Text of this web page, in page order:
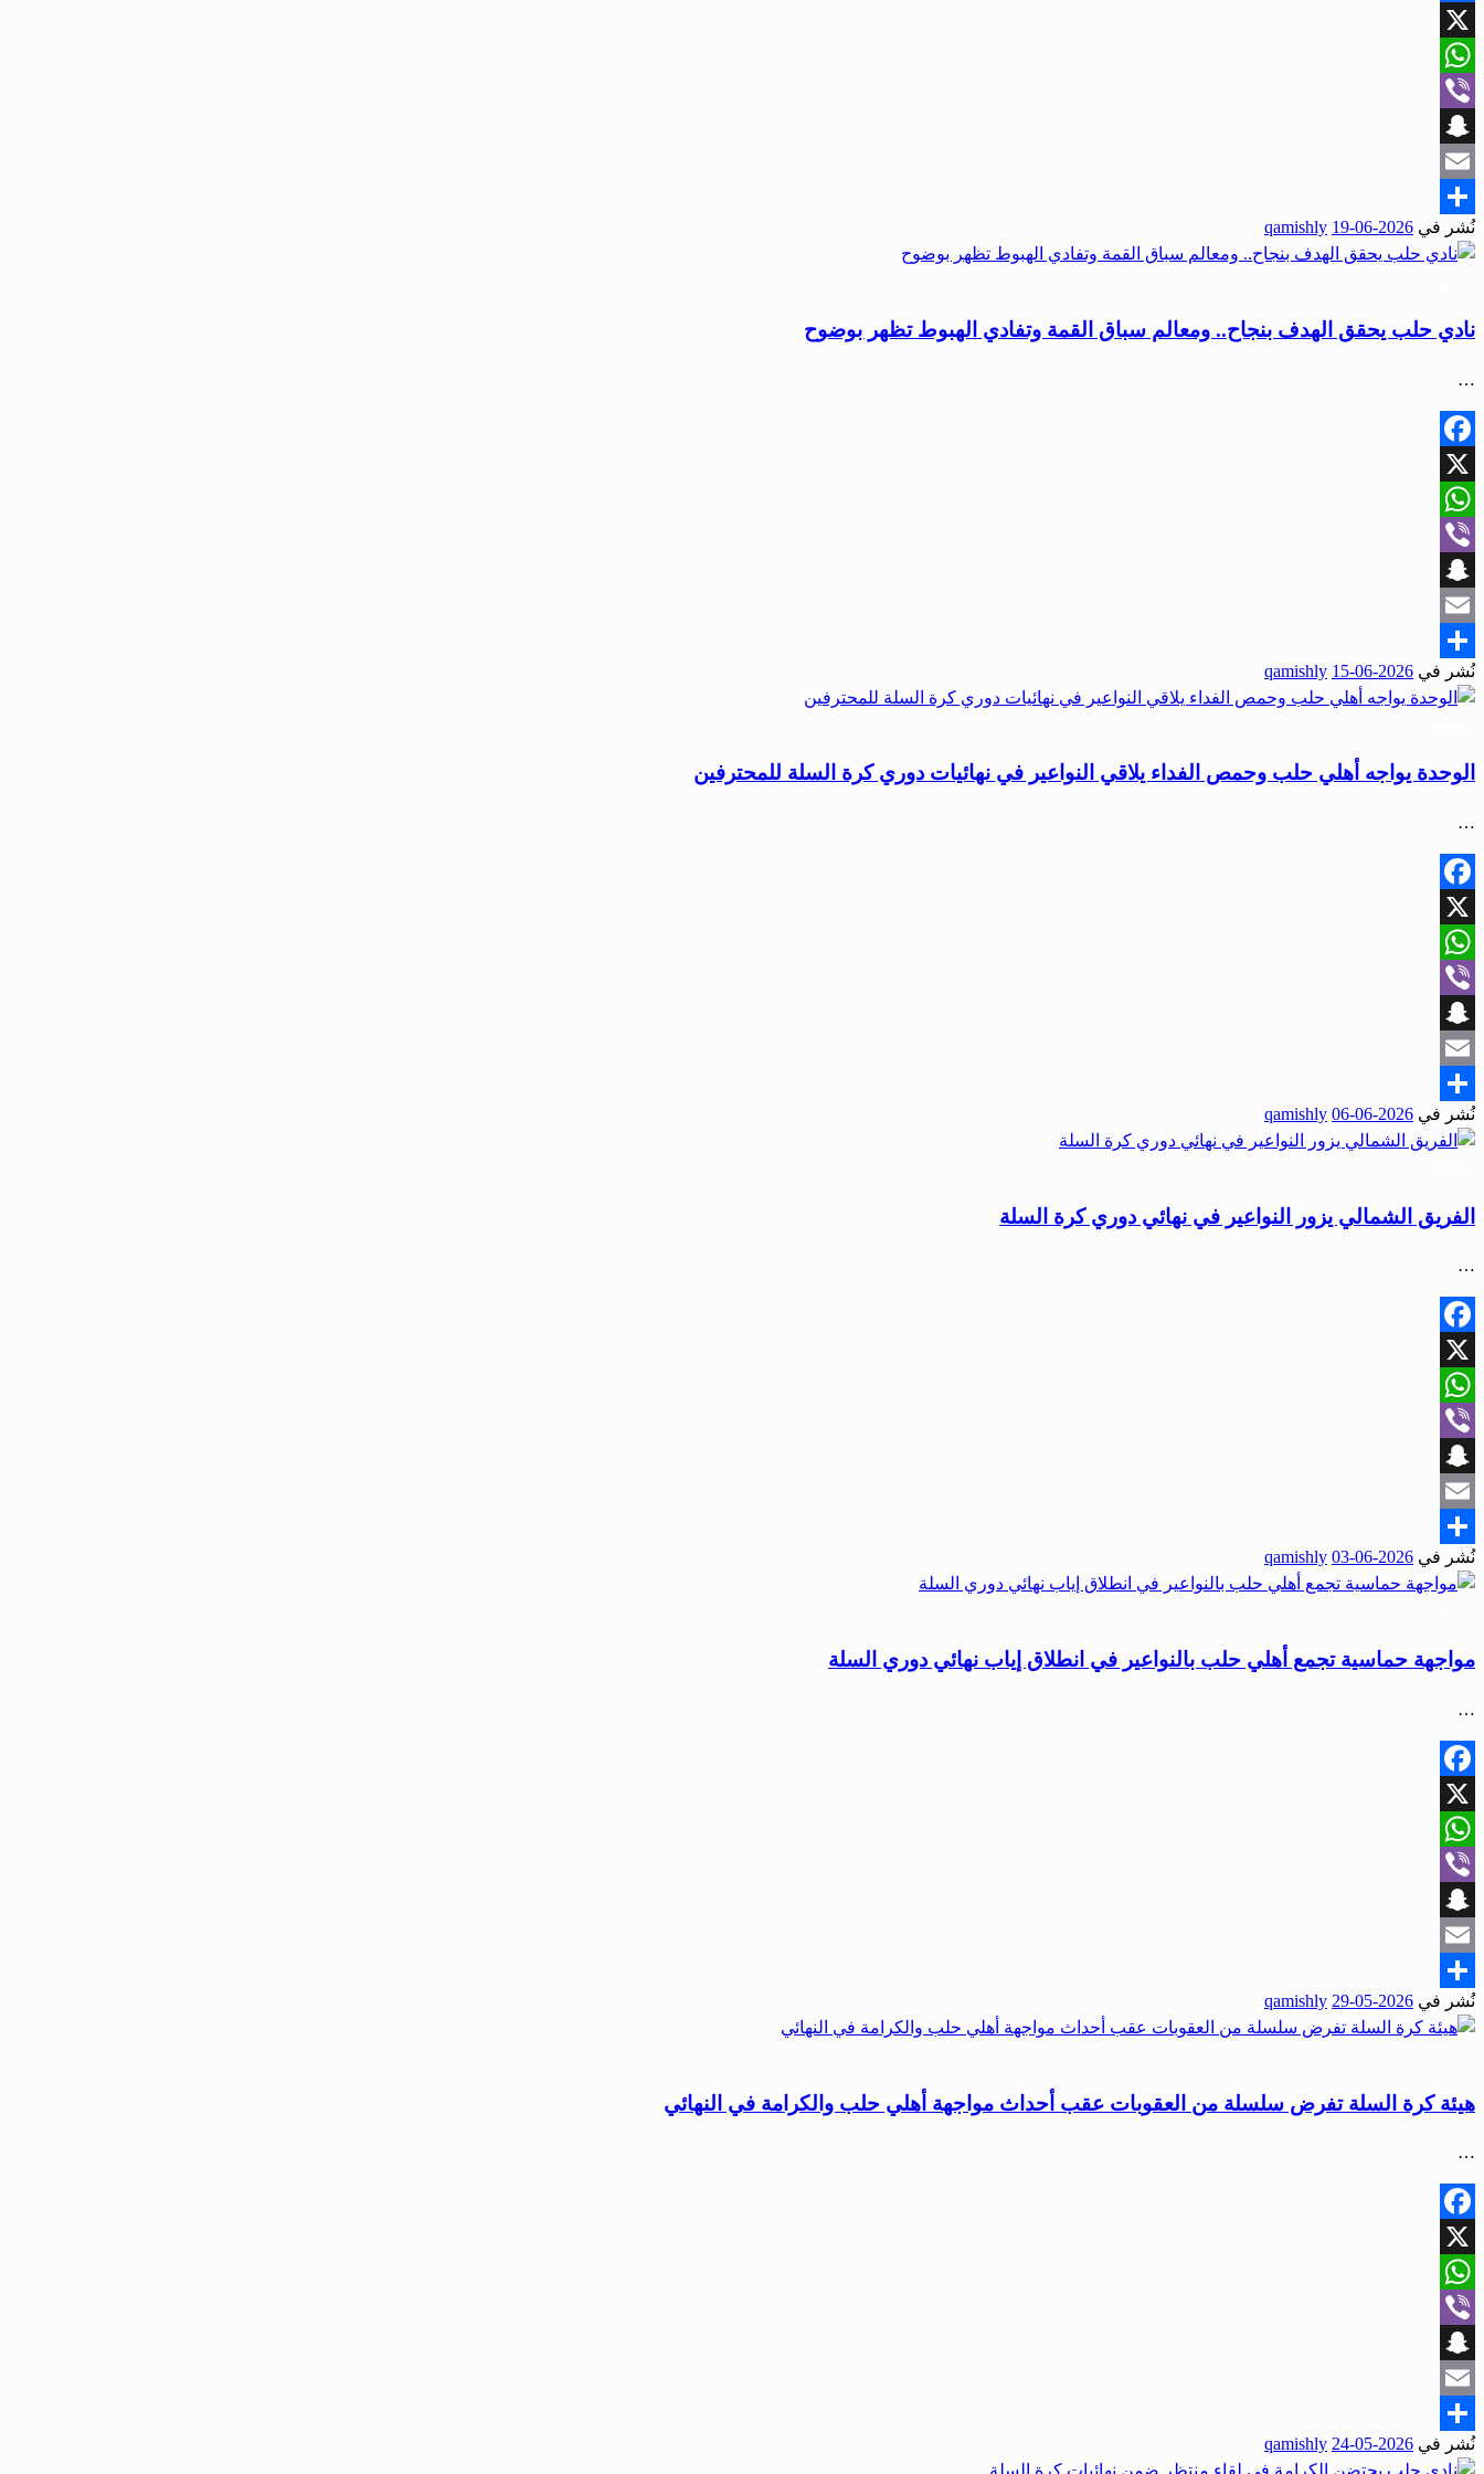
Facebook
X
WhatsApp
Viber
Snapchat
Email
Share
نُشر في 2026-06-19
qamishly
نادي حلب يحقق الهدف بنجاح.. ومعالم سباق القمة وتفادي الهبوط تظهر بوضوح
…
Facebook
X
WhatsApp
Viber
Snapchat
Email
Share
نُشر في 2026-06-15
qamishly
الوحدة يواجه أهلي حلب وحمص الفداء يلاقي النواعير في نهائيات دوري كرة السلة للمحترفين
…
Facebook
X
WhatsApp
Viber
Snapchat
Email
Share
نُشر في 2026-06-06
qamishly
الفريق الشمالي يزور النواعير في نهائي دوري كرة السلة
…
Facebook
X
WhatsApp
Viber
Snapchat
Email
Share
نُشر في 2026-06-03
qamishly
مواجهة حماسية تجمع أهلي حلب بالنواعير في انطلاق إياب نهائي دوري السلة
…
Facebook
X
WhatsApp
Viber
Snapchat
Email
Share
نُشر في 2026-05-29
qamishly
هيئة كرة السلة تفرض سلسلة من العقوبات عقب أحداث مواجهة أهلي حلب والكرامة في النهائي
…
Facebook
X
WhatsApp
Viber
Snapchat
Email
Share
نُشر في 2026-05-24
qamishly